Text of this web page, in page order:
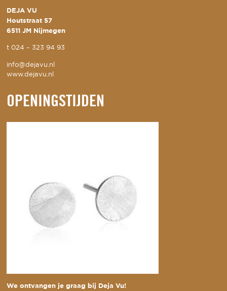
DEJA VU
Houtstraat 57
6511 JM Nijmegen
t024 – 323 94 93
info@dejavu.nl
www.dejavu.nl
OPENINGSTIJDEN
We ontvangen je graag bij Deja Vu!